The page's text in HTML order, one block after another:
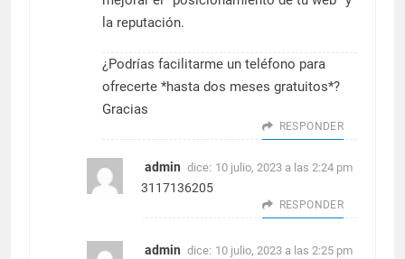
la reputación.
¿Podrías facilitarme un teléfono para
ofrecerte *hasta dos meses gratuitos*?
Gracias
RESPONDER
admin dice: 10 julio, 2023 a las 2:24 pm
3117136205
RESPONDER
admin dice: 10 julio, 2023 a las 2:25 pm